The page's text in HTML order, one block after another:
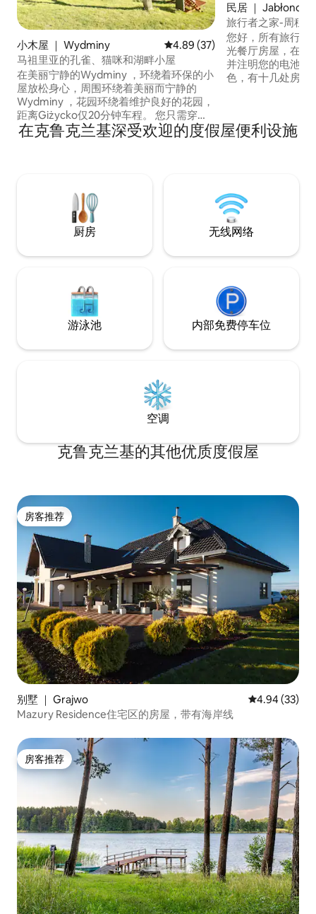
小木屋 ｜ Wydminy 平均评分 4.89 分（满分 5 分）
4.89 (37)
马祖里亚的孔雀、猫咪和湖畔小屋
在美丽宁静的Wydminy ，环绕着环保的小
屋放松身心，周围环绕着美丽而宁静的
Wydminy ，花园环绕着维护良好的花园，
距离Giżycko仅20分钟车程。 您只需穿过
街道即可到达湖泊，步行5分钟即可抵达海
滩。 如果您喜欢宁静祥和、骑自行车、在
保证让您放松身心！
民居 ｜
旅行者之家-周租
您好，所有旅行者
光餐厅房屋，在那
并注明您的电池。
色，有十几处房源
位于它们之间的边
在克鲁克兰基深受欢迎的度假屋便利设施
厨房 无线网络
游泳池 内部免费停车位
空调
克鲁克兰基的其他优质度假屋
房客推荐
房客推荐
别墅 ｜ Grajwo 平均评分
4.94 (33)
Mazury Residence住宅区的房屋，带有海岸线
房客推荐
房客推荐